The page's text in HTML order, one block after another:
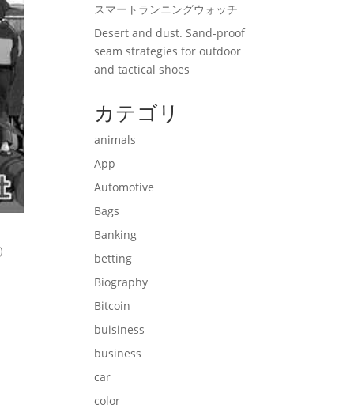
スマートランニングウォッチ
Desert and dust. Sand-proof
seam strategies for outdoor
and tactical shoes
カテゴリ
animals
App
Automotive
Bags
Banking
betting
Biography
Bitcoin
buisiness
business
car
color